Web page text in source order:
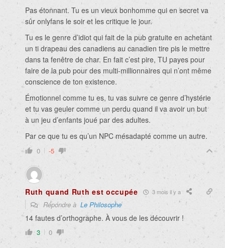
Pas étonnant. Tu es un vieux bonhomme qui en secret va
sûr onlyfans le soir et les critique le jour.
Tu es le genre d’idiot qui fait de la pub gratuite en achetant
un ti drapeau des canadiens au canadien tire pis le mettre
dans ta fenêtre de char. En fait c’est pire, TU payes pour
faire de la pub pour des multi-millionnaires qui n’ont même
conscience de ton existence.
Émotionnel comme tu es, tu vas suivre ce genre d’hystérie
et tu vas geuler comme un perdu quand il va avoir un but
à un jeu d’enfants joué par des adultes.
Par ce que tu es qu’un NPC mésadapté comme un autre.
0 -5
Ruth quand Ruth est occupée 3 mois il y a
Répondre à Le Philosophe
14 fautes d’orthographe. À vous de les découvrir !
3 0